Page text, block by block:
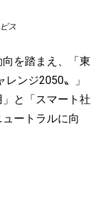
ス
を踏まえ、「東
ンジ2050〟」
と「スマート社
ートラルに向